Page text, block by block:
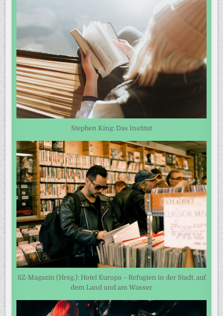
Stephen King: Das Institut
SZ-Magazin (Hrsg.): Hotel Europa – Refugien in der Stadt, auf
dem Land und am Wasser